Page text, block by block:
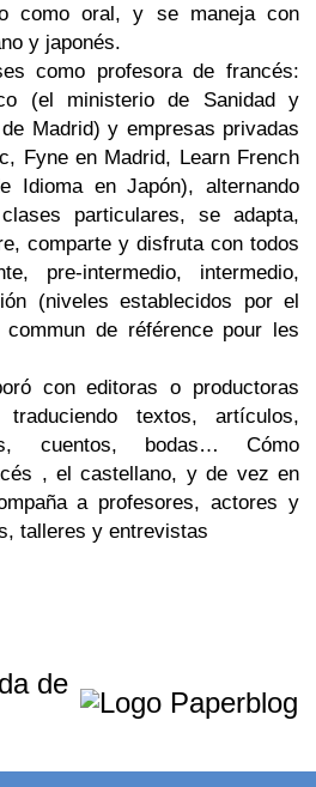
como oral, y se maneja con
y japonés.
como profesora de francés:
(el ministerio de Sanidad y
Madrid) y empresas privadas
Fyne en Madrid, Learn French
Idioma en Japón), alternando
particulares, se adapta,
comparte y disfruta con todos
pre-intermedio, intermedio,
(niveles establecidos por el
commun de référence pour les
con editoras o productoras
traduciendo textos, artículos,
cuentos, bodas… Cómo
, el castellano, y de vez en
a profesores, actores y
talleres y entrevistas
de